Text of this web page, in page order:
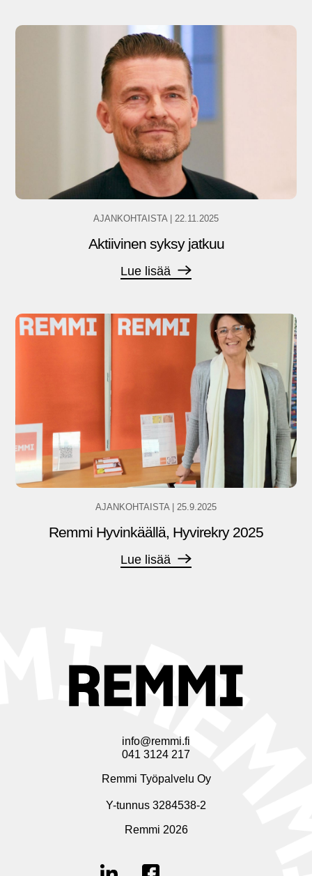
AJANKOHTAISTA 22.11.2025
Aktiivinen syksy jatkuu
Lue lisää
AJANKOHTAISTA 25.9.2025
Remmi Hyvinkäällä, Hyvirekry 2025
Lue lisää
info@remmi.fi
041 3124 217
Remmi Työpalvelu Oy
Y-tunnus 3284538-2
Remmi 2026